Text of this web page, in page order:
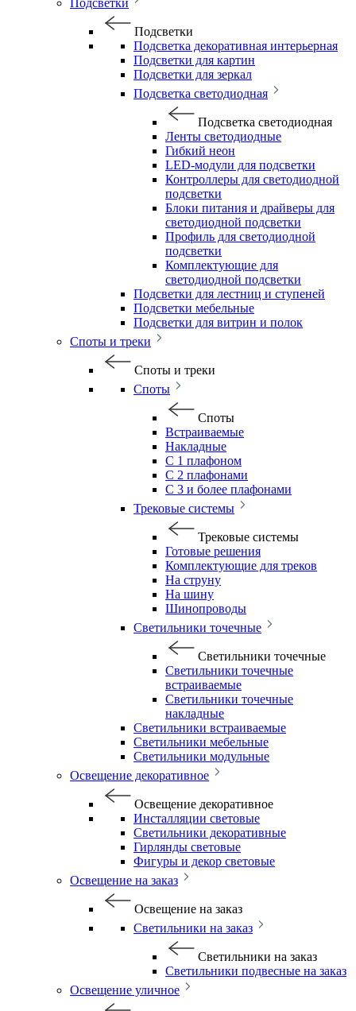
Подсветки
Подсветки
Подсветка декоративная интерьерная
Подсветки для картин
Подсветки для зеркал
Подсветка светодиодная
Подсветка светодиодная
Ленты светодиодные
Гибкий неон
LED-модули для подсветки
Контроллеры для светодиодной
подсветки
Блоки питания и драйверы для
светодиодной подсветки
Профиль для светодиодной
подсветки
Комплектующие для
светодиодной подсветки
Подсветки для лестниц и ступеней
Подсветки мебельные
Подсветки для витрин и полок
Споты и треки
Споты и треки
Споты
Споты
Встраиваемые
Накладные
С 1 плафоном
С 2 плафонами
С 3 и более плафонами
Трековые системы
Трековые системы
Готовые решения
Комплектующие для треков
На струну
На шину
Шинопроводы
Светильники точечные
Светильники точечные
Светильники точечные
встраиваемые
Светильники точечные
накладные
Светильники встраиваемые
Светильники мебельные
Светильники модульные
Освещение декоративное
Освещение декоративное
Инсталляции световые
Светильники декоративные
Гирлянды световые
Фигуры и декор световые
Освещение на заказ
Освещение на заказ
Светильники на заказ
Светильники на заказ
Светильники подвесные на заказ
Освещение уличное